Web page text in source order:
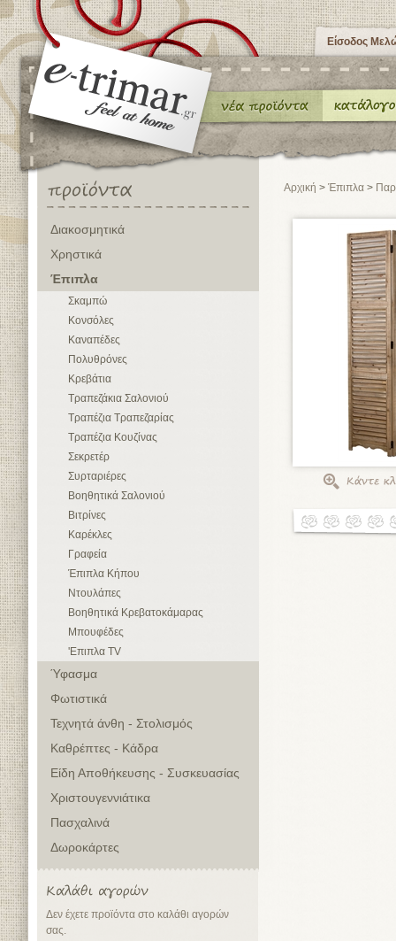
Είσοδος
Διακοσμητικά
Χρηστικά
Έπιπλα
Σκαμπώ
Κονσόλες
Καναπέδες
Πολυθρόνες
Κρεβάτια
Τραπεζάκια Σαλονιού
Τραπέζια Τραπεζαρίας
Τραπέζια Κουζίνας
Σεκρετέρ
Συρταριέρες
Βοηθητικά Σαλονιού
Βιτρίνες
Καρέκλες
Γραφεία
Έπιπλα Κήπου
Ντουλάπες
Βοηθητικά Κρεβατοκάμαρας
Μπουφέδες
'Επιπλα TV
Ύφασμα
Φωτιστικά
Τεχνητά άνθη - Στολισμός
Καθρέπτες - Κάδρα
Είδη Αποθήκευσης - Συσκευασίας
Χριστουγεννιάτικα
Πασχαλινά
Δωροκάρτες
Δεν έχετε προϊόντα στο καλάθι αγορών
σας.
Αρχική > Έπιπλα >